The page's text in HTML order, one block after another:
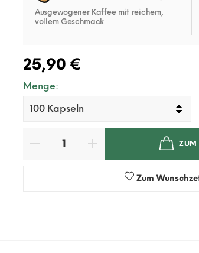
Ausgewogener Kaffee mit reichem,
vollem Geschmack
25,90 €
Menge:
ZUM
Zum